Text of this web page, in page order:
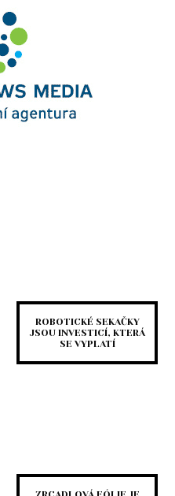
ROBOTICKÉ SEKAČKY
JSOU INVESTICÍ, KTERÁ
SE VYPLATÍ